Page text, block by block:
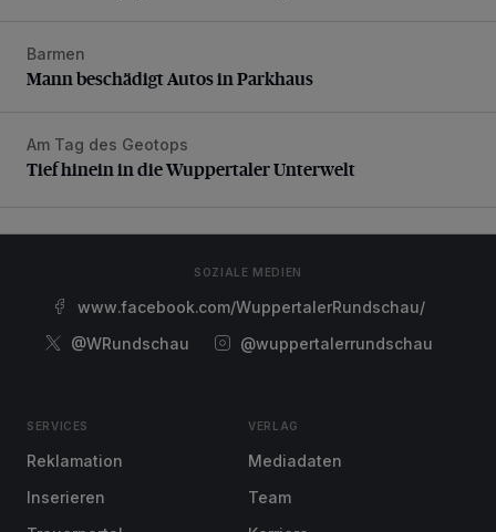
Mann beschädigt Autos in Parkhaus
Barmen
Mann beschädigt Autos in Parkhaus
Tief hinein in die Wuppertaler Unterwelt
Am Tag des Geotops
Tief hinein in die Wuppertaler Unterwelt
SOZIALE MEDIEN
www.facebook.com/WuppertalerRundschau/
@WRundschau
@wuppertalerrundschau
SERVICES
Reklamation
Inserieren
VERLAG
Mediadaten
Team